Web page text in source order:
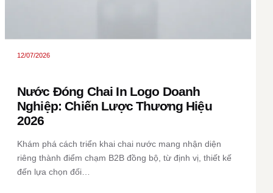
12/07/2026
Nước Đóng Chai In Logo Doanh
Nghiệp: Chiến Lược Thương Hiệu
2026
Khám phá cách triển khai chai nước mang nhận diện
riêng thành điểm chạm B2B đồng bộ, từ định vị, thiết kế
đến lựa chọn đối…